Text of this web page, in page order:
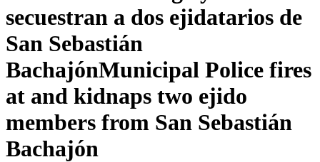
secuestran a dos ejidatarios de
San Sebastián
BachajónMunicipal Police fires
at and kidnaps two ejido
members from San Sebastián
Bachajón